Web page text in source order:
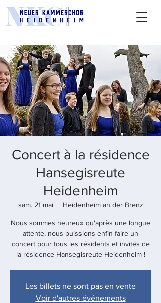
Concert à la résidence
Hansegisreute
Heidenheim
sam. 21 mai
  |
Heidenheim an der Brenz
Nous sommes heureux qu'après une longue
attente, nous puissions enfin faire un
concert pour tous les résidents et invités de
la résidence Hansegisreute Heidenheim !
Les billets ne sont pas en vente
Voir d'autres événements